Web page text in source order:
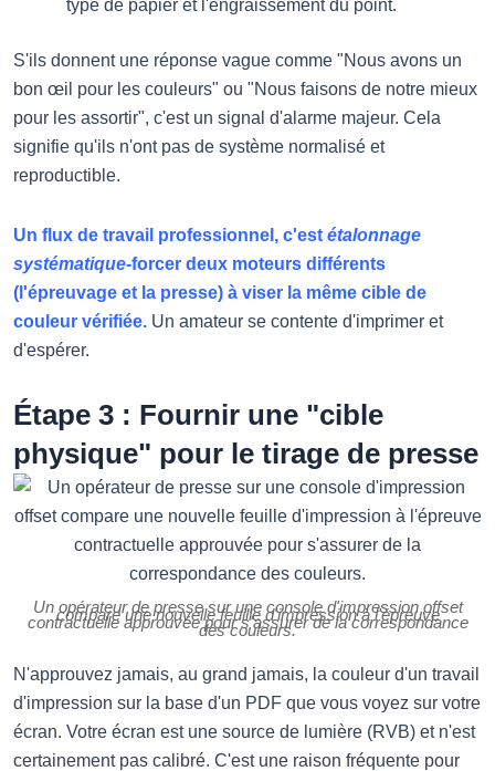
type de papier et l'engraissement du point.
S'ils donnent une réponse vague comme "Nous avons un
bon œil pour les couleurs" ou "Nous faisons de notre mieux
pour les assortir", c'est un signal d'alarme majeur. Cela
signifie qu'ils n'ont pas de système normalisé et
reproductible.
Un flux de travail professionnel, c'est étalonnage
systématique-forcer deux moteurs différents
(l'épreuvage et la presse) à viser la même cible de
couleur vérifiée. Un amateur se contente d'imprimer et
d'espérer.
Étape 3 : Fournir une "cible
physique" pour le tirage de presse
Un opérateur de presse sur une console d'impression offset
compare une nouvelle feuille d'impression à l'épreuve
contractuelle approuvée pour s'assurer de la correspondance
des couleurs.
N'approuvez jamais, au grand jamais, la couleur d'un travail
d'impression sur la base d'un PDF que vous voyez sur votre
écran. Votre écran est une source de lumière (RVB) et n'est
certainement pas calibré. C'est une raison fréquente pour